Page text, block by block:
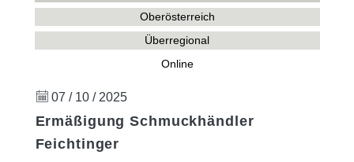
Oberösterreich
Überregional
Online
07 / 10 / 2025
Ermäßigung Schmuckhändler
Feichtinger